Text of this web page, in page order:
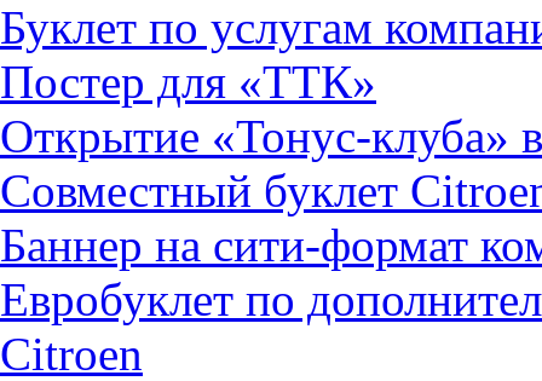
Буклет по услугам
Постер для «ТТК»
Открытие «Тонус-клуба»
Совместный буклет
Баннер на сити-формат
Евробуклет по
Citroen